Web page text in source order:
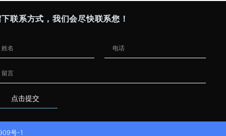
下联系方式，我们会尽快联系您！
点击提交
号-1